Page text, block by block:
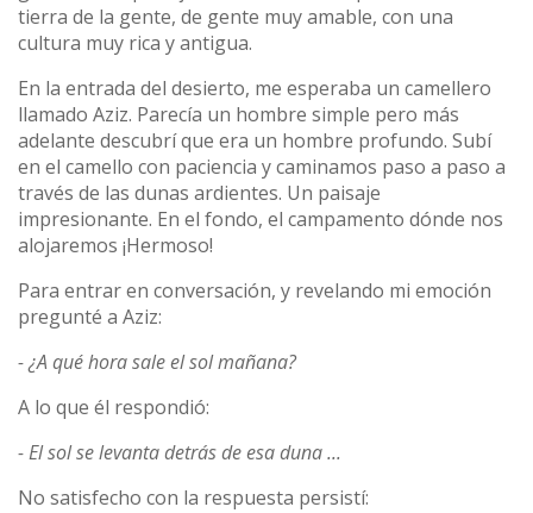
tierra de la gente, de gente muy amable, con una
cultura muy rica y antigua.
En la entrada del desierto, me esperaba un camellero
llamado Aziz. Parecía un hombre simple pero más
adelante descubrí que era un hombre profundo. Subí
en el camello con paciencia y caminamos paso a paso a
través de las dunas ardientes. Un paisaje
impresionante. En el fondo, el campamento dónde nos
alojaremos ¡Hermoso!
Para entrar en conversación, y revelando mi emoción
pregunté a Aziz:
- ¿A qué hora sale el sol mañana?
A lo que él respondió:
- El sol se levanta detrás de esa duna ...
No satisfecho con la respuesta persistí: